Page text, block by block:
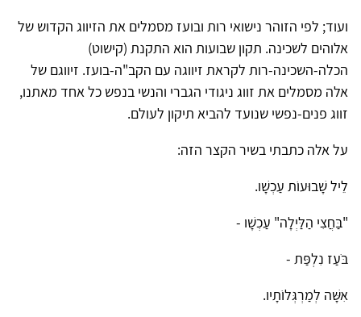
ועוד; לפי הזוהר נישואי רות ובועז מסמלים את הזיווג הקדוש של
אלוהים לשכינה. תקון שבועות הוא התקנת (קישוט)
הכלה-השכינה-רות לקראת זיווגה עם הקב"ה-בועז. זיווגם של
אלה מסמלים את זווג ניגודי הגברי והנשי בנפש כל אחד מאתנו,
זווג פנים-נפשי שנועד להביא תיקון לעולם.
על אלה כתבתי בשיר הקצר הזה:
לֵיל שָׁבוּעוֹת עַכְשָׁו.
"בַּחֲצִי הַלַּיְלָה" עַכְשָׁו -
בֹּעַז נִלְפַּת -
אִשָּׁה לְמַרְגְּלוֹתָיו.